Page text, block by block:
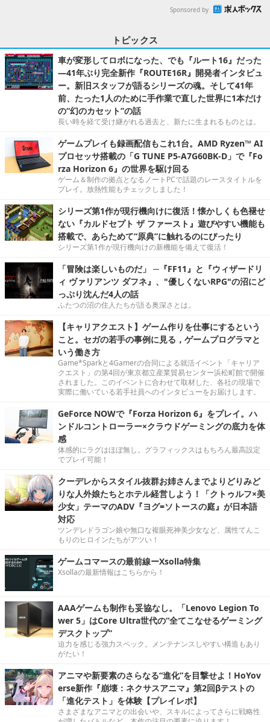
Sponsored by
トピックス
車が変形してロボになった、でも『ルート16』だった
―41年ぶり完全新作『ROUTE16R』開発者インタビュ
ー。新旧スタッフが語るシリーズの魂。そして41年
前、たった1人のために手作業で直した世界に1本だけ
の“幻のカセット”の話
長い時を経て受け継がれる過去と、新たに生まれるものとは。
ゲームプレイも録画配信もこれ1台。AMD Ryzen™ AI
プロセッサ搭載の「G TUNE P5-A7G60BK-D」で『Fo
rza Horizon 6』の世界を駆け回る
ゲーム＆制作の拠点となるノートPCで話題のレースタイトルを
プレイ。放熱性能もチェックしました！
シリーズ第1作が現行機向けに復活！懐かしくも色褪せ
ない『カルドセプト ザ ファースト』遊びやすい機能も
搭載で、あらためて“原典”に触れるのにぴったり
シリーズ第1作が現行機向けの新機能を備えて復活！
「冒険は楽しいものだ」 ─『FF11』と『ウィザードリ
ィ ヴァリアンツ ダフネ』、"優しくないRPG"の沼にど
っぷり沈んだ4人の話
ふたつの沼の住人たちが語る奥深さとは。
【キャリアクエスト】ゲーム作りを仕事にするという
こと。セガの若手の事例に見る，ゲームプログラマと
いう働き方
Game*Sparkと4Gamerの合同による就活イベント「キャリア
クエスト」の第4回が東京都立産業貿易センター浜松町館で開催
されました。このイベントに合わせて取材した、各社の現場で
実際に働いている若手社員へのインタビューをお届けします。
GeForce NOWで『Forza Horizon 6』をプレイ。ハ
ンドルコントローラー×クラウドゲーミングの底力を体
感
体感的にラグはほぼ無し。グラフィックスはもちろん最高設定
でプレイ可能！
クーデレからスタイル抜群お姉さんまでよりどりみど
りな人外娘たちとホテル経営しよう！「クトゥルフ×美
少女」テーマのADV『ヨグ=ソトースの庭』が日本語
対応
ツンデレドラゴン娘や無口な複眼死神美少女など、属性てんこ
もりのヒロインたちがアツい！
ゲームコマースの最前線ーXsolla特集
Xsollaの最新情報はこちらから！
AAAゲームも制作も妥協なし。「Lenovo Legion To
wer 5」はCore Ultra世代の“全てこなせるゲーミング
デスクトップ”
迫力を感じる強力スペック。メンテナンスしやすい構造もあり
がたい！
アニマや新要素のさらなる“進化”を目撃せよ！HoYov
erse新作『崩壊：ネクサスアニマ』第2回βテストの
「進化テスト」を体験【プレイレポ】
さまざまなアニマとの出会いや、スキルによってさらに戦略性